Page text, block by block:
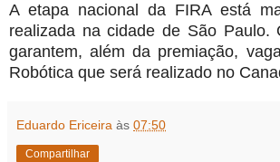
A etapa nacional da FIRA está
realizada na cidade de São Paulo.
garantem, além da premiação,
Robótica que será realizado no
Eduardo Ericeira às 07:50
Compartilhar